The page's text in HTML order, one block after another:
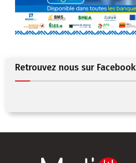
Retrouvez nous sur Facebook